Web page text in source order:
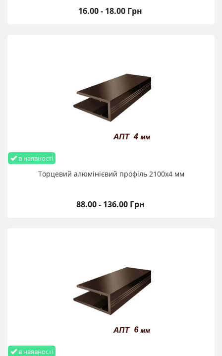
16.00 - 18.00 Грн
в наявності
Торцевий алюмінієвий профіль 2100х4 мм
88.00 - 136.00 Грн
в наявності